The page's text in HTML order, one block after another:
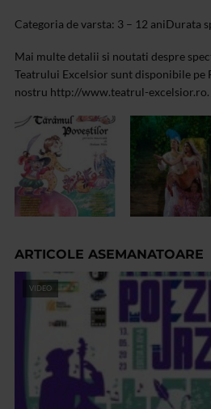
Categoria de varsta: 3 – 12 aniDurata
Mai multe detalii si noutati despre
Teatrului Excelsior sunt disponibile pe
nostru http://www.teatrul-excelsior.ro.
ARTICOLE ASEMANATOARE
VIDEO